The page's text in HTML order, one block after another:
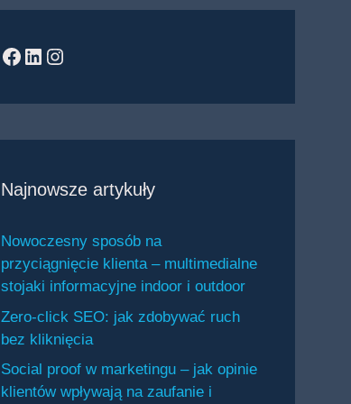
Facebook
LinkedIn
Instagram
Najnowsze artykuły
Nowoczesny sposób na
przyciągnięcie klienta – multimedialne
stojaki informacyjne indoor i outdoor
Zero-click SEO: jak zdobywać ruch
bez kliknięcia
Social proof w marketingu – jak opinie
klientów wpływają na zaufanie i